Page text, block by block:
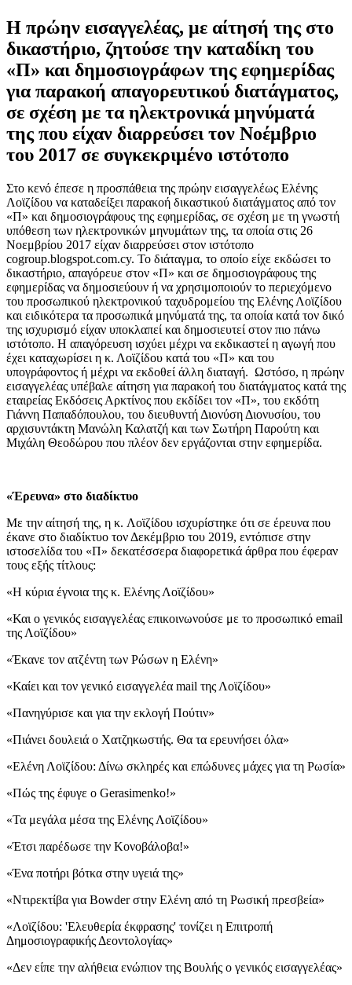
Η πρώην εισαγγελέας, με αίτησή της στο
δικαστήριο, ζητούσε την καταδίκη του
«Π» και δημοσιογράφων της εφημερίδας
για παρακοή απαγορευτικού διατάγματος,
σε σχέση με τα ηλεκτρονικά μηνύματά
της που είχαν διαρρεύσει τον Νοέμβριο
του 2017 σε συγκεκριμένο ιστότοπο
Στο κενό έπεσε η προσπάθεια της πρώην εισαγγελέως Ελένης
Λοϊζίδου να καταδείξει παρακοή δικαστικού διατάγματος από τον
«Π» και δημοσιογράφους της εφημερίδας, σε σχέση με τη γνωστή
υπόθεση των ηλεκτρονικών μηνυμάτων της, τα οποία στις 26
Νοεμβρίου 2017 είχαν διαρρεύσει στον ιστότοπο
cogroup.blogspot.com.cy. Το διάταγμα, το οποίο είχε εκδώσει το
δικαστήριο, απαγόρευε στον «Π» και σε δημοσιογράφους της
εφημερίδας να δημοσιεύουν ή να χρησιμοποιούν το περιεχόμενο
του προσωπικού ηλεκτρονικού ταχυδρομείου της Ελένης Λοϊζίδου
και ειδικότερα τα προσωπικά μηνύματά της, τα οποία κατά τον δικό
της ισχυρισμό είχαν υποκλαπεί και δημοσιευτεί στον πιο πάνω
ιστότοπο. Η απαγόρευση ισχύει μέχρι να εκδικαστεί η αγωγή που
έχει καταχωρίσει η κ. Λοϊζίδου κατά του «Π» και του
υπογράφοντος ή μέχρι να εκδοθεί άλλη διαταγή. Ωστόσο, η πρώην
εισαγγελέας υπέβαλε αίτηση για παρακοή του διατάγματος κατά της
εταιρείας Εκδόσεις Αρκτίνος που εκδίδει τον «Π», του εκδότη
Γιάννη Παπαδόπουλου, του διευθυντή Διονύση Διονυσίου, του
αρχισυντάκτη Μανώλη Καλατζή και των Σωτήρη Παρούτη και
Μιχάλη Θεοδώρου που πλέον δεν εργάζονται στην εφημερίδα.
«Έρευνα» στο διαδίκτυο
Με την αίτησή της, η κ. Λοϊζίδου ισχυρίστηκε ότι σε έρευνα που
έκανε στο διαδίκτυο τον Δεκέμβριο του 2019, εντόπισε στην
ιστοσελίδα του «Π» δεκατέσσερα διαφορετικά άρθρα που έφεραν
τους εξής τίτλους:
«Η κύρια έγνοια της κ. Ελένης Λοϊζίδου»
«Και ο γενικός εισαγγελέας επικοινωνούσε με το προσωπικό email
της Λοϊζίδου»
«Έκανε τον ατζέντη των Ρώσων η Ελένη»
«Καίει και τον γενικό εισαγγελέα mail της Λοϊζίδου»
«Πανηγύρισε και για την εκλογή Πούτιν»
«Πιάνει δουλειά ο Χατζηκωστής. Θα τα ερευνήσει όλα»
«Ελένη Λοϊζίδου: Δίνω σκληρές και επώδυνες μάχες για τη Ρωσία»
«Πώς της έφυγε ο Gerasimenko!»
«Τα μεγάλα μέσα της Ελένης Λοϊζίδου»
«Έτσι παρέδωσε την Κονοβάλοβα!»
«Ένα ποτήρι βότκα στην υγειά της»
«Ντιρεκτίβα για Bowder στην Ελένη από τη Ρωσική πρεσβεία»
«Λοϊζίδου: 'Ελευθερία έκφρασης' τονίζει η Επιτροπή
Δημοσιογραφικής Δεοντολογίας»
«Δεν είπε την αλήθεια ενώπιον της Βουλής ο γενικός εισαγγελέας»